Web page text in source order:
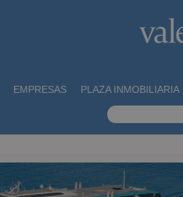
EMPRESAS PLAZA INMOBILIARIA